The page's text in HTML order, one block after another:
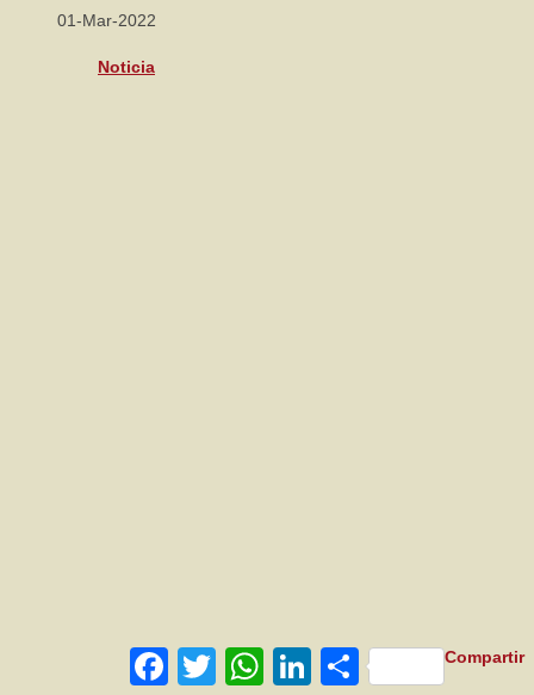
01-Mar-2022
Noticia
Facebook
Twitter WhatsAppLinkedIn Compartir